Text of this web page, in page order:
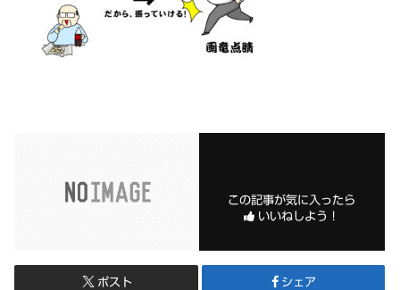
この記事が気に入ったら
いいねしよう！
ポスト シェア